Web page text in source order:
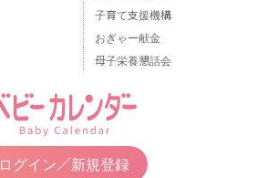
子育て支援機構
おぎゃー献金
母子栄養懇話会
ログイン／新規登録